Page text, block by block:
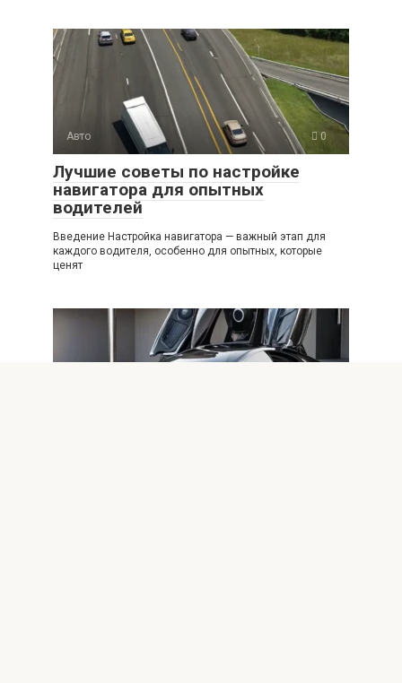
Авто 0
Лучшие советы по настройке
навигатора для опытных
водителей
Введение Настройка навигатора — важный этап для
каждого водителя, особенно для опытных, которые
ценят